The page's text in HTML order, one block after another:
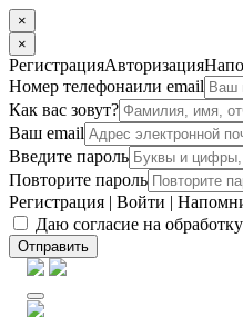
×
×
РегистрацияАвторизация
Номер телефонаили email
Как вас зовут?
Ваш email
Введите пароль
Повторите пароль
Регистрация | Войти |
Даю согласие на
Отправить